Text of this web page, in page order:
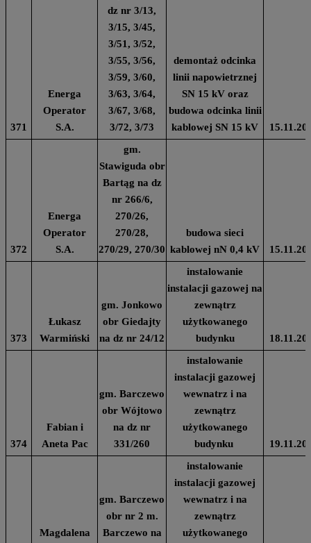
371
Energa
Operator
S.A.
dz nr 3/13,
3/15, 3/45,
3/51, 3/52,
3/55, 3/56,
3/59, 3/60,
3/63, 3/64,
3/67, 3/68,
3/72, 3/73
demontaż odcinka
linii napowietrznej
SN 15 kV oraz
budowa odcinka linii
kablowej SN 15 kV
372
Energa
Operator
S.A.
gm.
Stawiguda obr
Bartąg na dz
nr 266/6,
270/26,
270/28,
270/29, 270/30
budowa sieci
kablowej nN 0,4 kV
373
Łukasz
Warmiński
gm. Jonkowo
obr Giedajty
na dz nr 24/12
instalowanie
instalacji gazowej na
zewnątrz
użytkowanego
budynku
374
Fabian i
Aneta Pac
gm. Barczewo
obr Wójtowo
na dz nr
331/260
instalowanie
instalacji gazowej
wewnatrz i na
zewnątrz
użytkowanego
budynku
Magdalena
gm. Barczewo
obr nr 2 m.
Barczewo na
instalowanie
instalacji gazowej
wewnatrz i na
zewnątrz
użytkowanego